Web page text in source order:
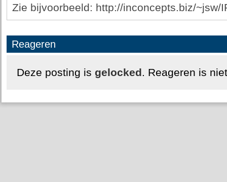
Zie bijvoorbeeld: http://inconcepts.biz/~jsw/
Reageren
Deze posting is gelocked. Reageren is